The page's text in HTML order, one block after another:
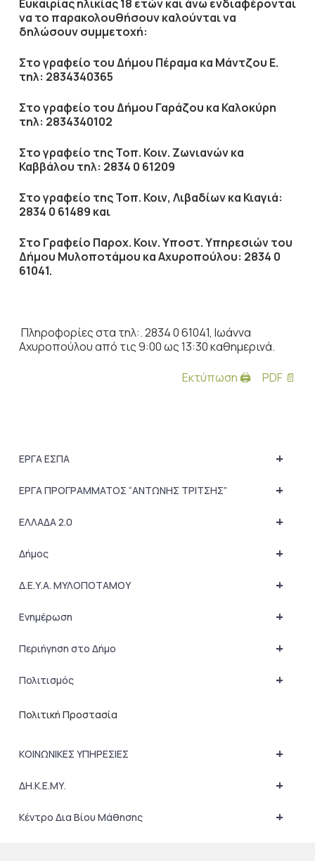
Ευκαιρίας ηλικίας 18 ετών και άνω ενδιαφέρονται
να το παρακολουθήσουν καλούνται να
δηλώσουν συμμετοχή:
Στο γραφείο του Δήμου Πέραμα κα Μάντζου Ε.
τηλ: 2834340365
Στο γραφείο του Δήμου Γαράζου κα Καλοκύρη
τηλ: 2834340102
Στο γραφείο της Τοπ. Κοιν. Ζωνιανών κα
Καββάλου τηλ: 2834 0 61209
Στο γραφείο της Τοπ. Κοιν, Λιβαδίων κα Κιαγιά:
2834 0 61489 και
Στο Γραφείο Παροχ. Κοιν. Υποστ. Υπηρεσιών του
Δήμου Μυλοποτάμου κα Αχυροπούλου: 2834 0
61041.
Πληροφορίες στα τηλ:. 2834 0 61041, Ιωάννα
Αχυροπούλου από τις 9:00 ως 13:30 καθημερινά.
Εκτύπωση 🖨
PDF 📄
+
ΕΡΓΑ ΕΣΠΑ
+
ΕΡΓΑ ΠΡΟΓΡΑΜΜΑΤΟΣ “ΑΝΤΩΝΗΣ ΤΡΙΤΣΗΣ”
+
ΕΛΛΑΔΑ 2.0
+
Δήμος
+
Δ.Ε.Υ.Α. ΜΥΛΟΠΟΤΑΜΟΥ
+
Ενημέρωση
+
Περιήγηση στο Δήμο
+
Πολιτισμός
Πολιτική Προστασία
+
ΚΟΙΝΩΝΙΚΕΣ ΥΠΗΡΕΣΙΕΣ
+
ΔΗ.Κ.Ε.ΜΥ.
+
Κέντρο Δια Βίου Μάθησης